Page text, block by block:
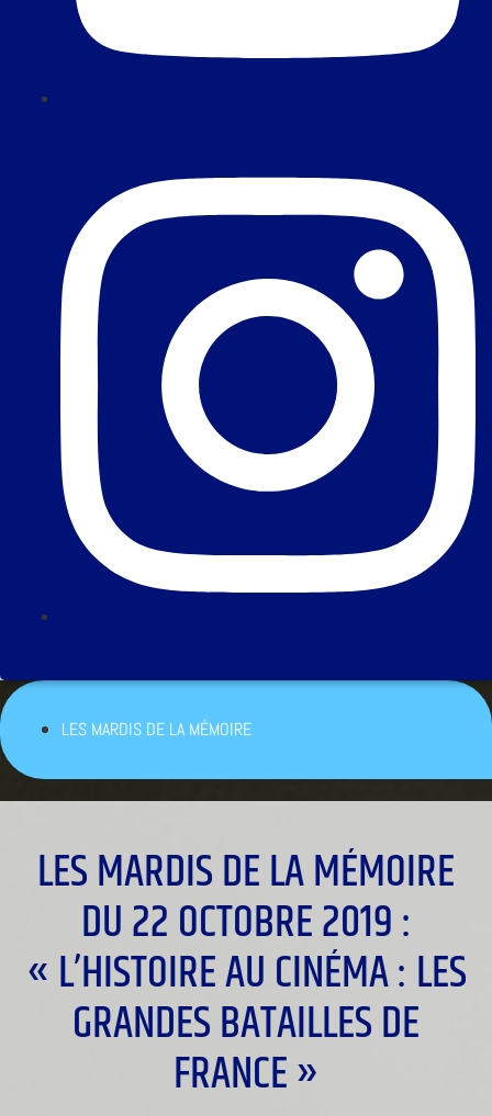
LES MARDIS DE LA MÉMOIRE
LES MARDIS DE LA MÉMOIRE
DU 22 OCTOBRE 2019 :
« L’HISTOIRE AU CINÉMA : LES
GRANDES BATAILLES DE
FRANCE »